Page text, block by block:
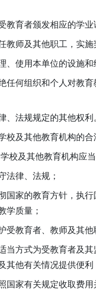
教育者颁发相应的学业
教师及其他职工，实施
、使用本单位的设施和
任何组织和个人对教
、法规规定的其他权利
校及其他教育机构的合
校及其他教育机构应
法律、法规；
国家的教育方针，执
学质量；
受教育者、教师及其他
当方式为受教育者及
其他有关情况提供便利
国家有关规定收取费用